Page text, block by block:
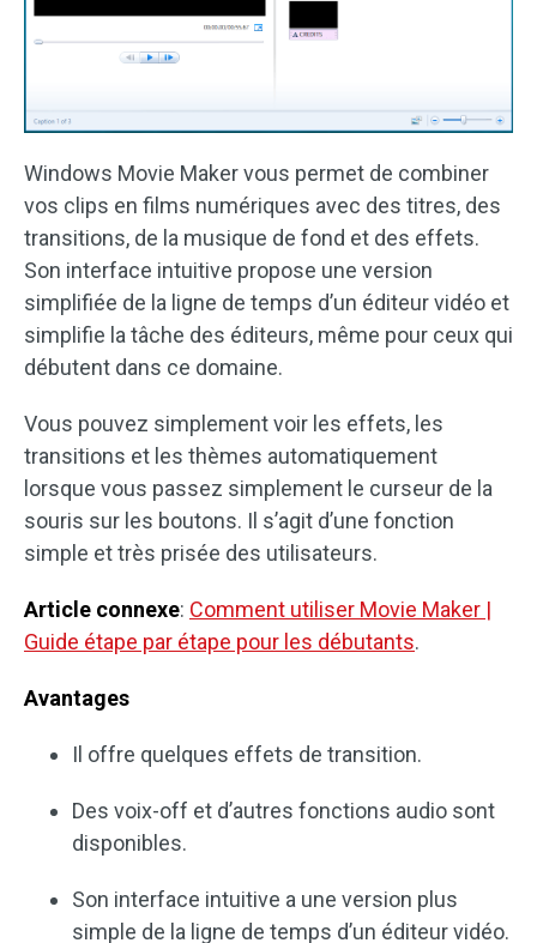
Windows Movie Maker vous permet de combiner
vos clips en films numériques avec des titres, des
transitions, de la musique de fond et des effets.
Son interface intuitive propose une version
simplifiée de la ligne de temps d’un éditeur vidéo et
simplifie la tâche des éditeurs, même pour ceux qui
débutent dans ce domaine.
Vous pouvez simplement voir les effets, les
transitions et les thèmes automatiquement
lorsque vous passez simplement le curseur de la
souris sur les boutons. Il s’agit d’une fonction
simple et très prisée des utilisateurs.
Article connexe: Comment utiliser Movie Maker |
Guide étape par étape pour les débutants.
Avantages
Il offre quelques effets de transition.
Des voix-off et d’autres fonctions audio sont
disponibles.
Son interface intuitive a une version plus
simple de la ligne de temps d’un éditeur vidéo.